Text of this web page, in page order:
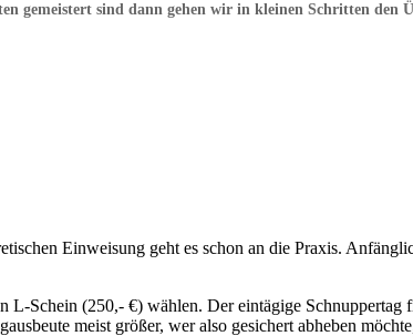
gemeistert sind dann gehen wir in kleinen Schritten den
Einweisung geht es schon an die Praxis.
Schein (250,- €) wählen. Der eintägige Schnuppertag
meist größer, wer also gesichert abheben